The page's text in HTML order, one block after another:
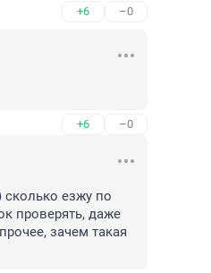
+6 –0
+6 –0
езжу по
проверять, даже
зачем такая